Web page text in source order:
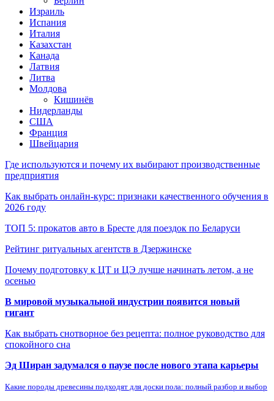
Израиль
Испания
Италия
Казахстан
Канада
Латвия
Литва
Молдова
Кишинёв
Нидерланды
США
Франция
Швейцария
Где используются и почему их выбирают производственные
предприятия
Как выбрать онлайн-курс: признаки качественного обучения в
2026 году
ТОП 5: прокатов авто в Бресте для поездок по Беларуси
Рейтинг ритуальных агентств в Дзержинске
Почему подготовку к ЦТ и ЦЭ лучше начинать летом, а не
осенью
В мировой музыкальной индустрии появится новый
гигант
Как выбрать снотворное без рецепта: полное руководство для
спокойного сна
Эд Ширан задумался о паузе после нового этапа карьеры
Какие породы древесины подходят для доски пола: полный разбор и выбор